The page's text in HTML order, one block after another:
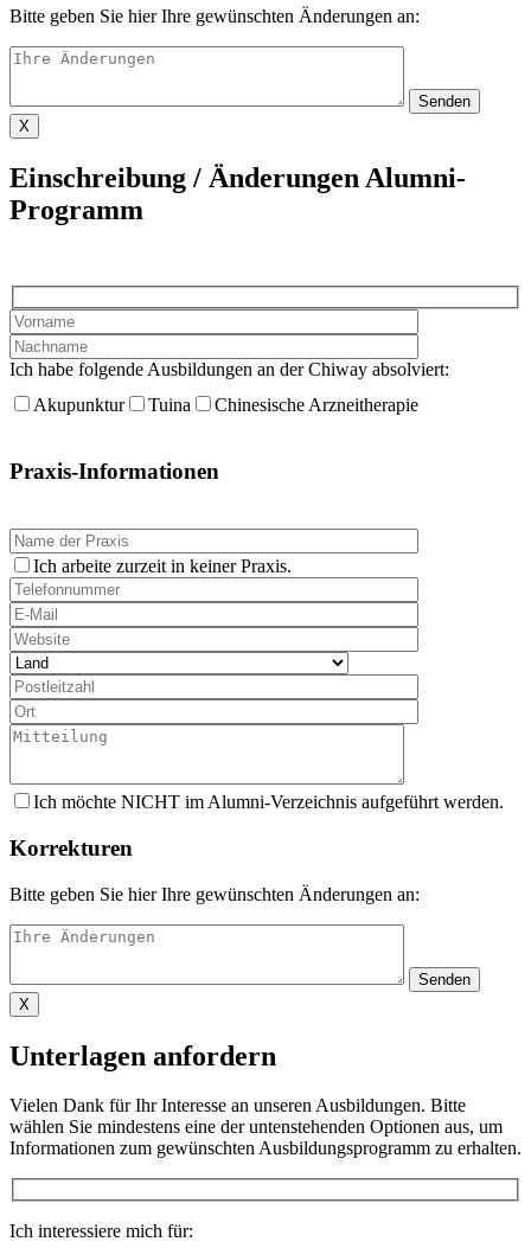
Bitte geben Sie hier Ihre gewünschten Änderungen an:
X
Einschreibung / Änderungen Alumni-
Programm
Ich habe folgende Ausbildungen an der Chiway absolviert:
Akupunktur
Tuina Chinesische Arzneitherapie
Praxis-Informationen
Ich arbeite zurzeit in keiner Praxis.
Ich möchte NICHT im Alumni-Verzeichnis aufgeführt werden.
Korrekturen
Bitte geben Sie hier Ihre gewünschten Änderungen an:
X
Unterlagen anfordern
Vielen Dank für Ihr Interesse an unseren Ausbildungen. Bitte
wählen Sie mindestens eine der untenstehenden Optionen aus, um
Informationen zum gewünschten Ausbildungsprogramm zu erhalten.​
Ich interessiere mich für: